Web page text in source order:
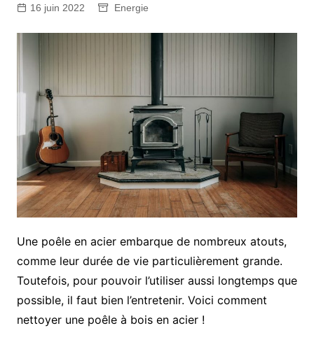
16 juin 2022 Energie
Une poêle en acier embarque de nombreux atouts,
comme leur durée de vie particulièrement grande.
Toutefois, pour pouvoir l’utiliser aussi longtemps que
possible, il faut bien l’entretenir. Voici comment
nettoyer une poêle à bois en acier !